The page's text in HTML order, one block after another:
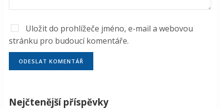
Uložit do prohlížeče jméno, e-mail a webovou
stránku pro budoucí komentáře.
Nejčtenější příspěvky